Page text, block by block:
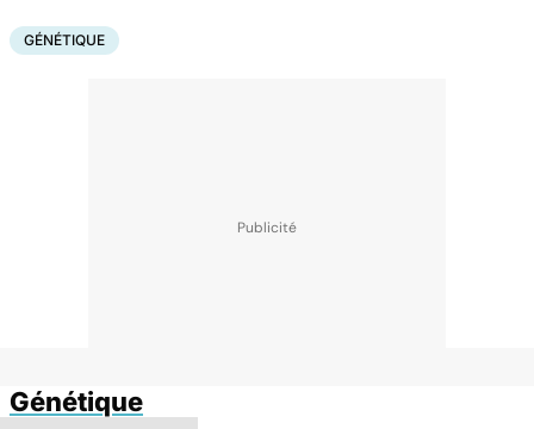
GÉNÉTIQUE
Génétique